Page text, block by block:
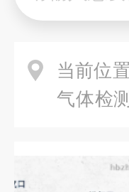
当前位置
气体检